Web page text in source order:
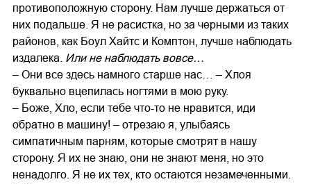
противоположную сторону. Нам лучше держаться от
них подальше. Я не расистка, но за черными из таких
районов, как Боул Хайтс и Комптон, лучше наблюдать
издалека. Или не наблюдать вовсе…
– Они все здесь намного старше нас… – Хлоя
буквально вцепилась ногтями в мою руку.
– Боже, Хло, если тебе что-то не нравится, иди
обратно в машину! – отрезаю я, улыбаясь
симпатичным парням, которые смотрят в нашу
сторону. Я их не знаю, они не знают меня, но это
ненадолго. Я не их тех, кто остаются незамеченными.